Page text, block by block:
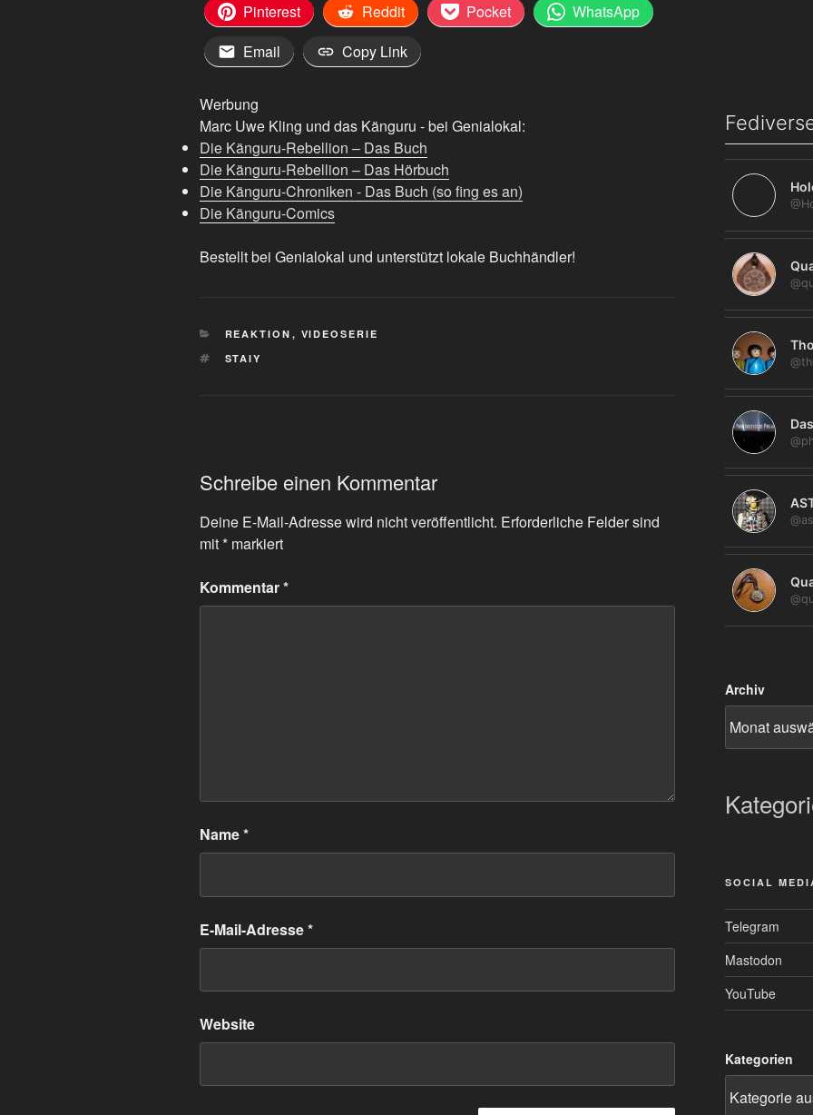
Pinterest
Reddit Pocket
WhatsApp
Email
Copy Link
Werbung
Marc Uwe Kling und das Känguru - bei Genialokal:
Die Känguru-Rebellion – Das Buch
Die Känguru-Rebellion – Das Hörbuch
Die Känguru-Chroniken - Das Buch (so fing es an)
Die Känguru-Comics
Bestellt bei Genialokal und unterstützt lokale Buchhändler!
KATEGORIEN
REAKTION , VIDEOSERIE
SCHLAGWÖRTER
STAIY
Schreibe einen Kommentar
Deine E-Mail-Adresse wird nicht veröffentlicht. Erforderliche Felder sind
mit* markiert
Kommentar*
Name*
E-Mail-Adresse*
Website
Archiv
SOCIAL
Telegram
Mastodon
YouTube
Kategorien